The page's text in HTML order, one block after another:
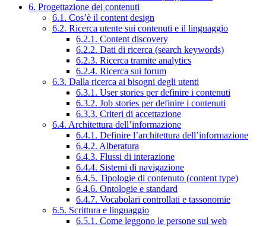
6. Progettazione dei contenuti
6.1. Cos’è il content design
6.2. Ricerca utente sui contenuti e il linguaggio
6.2.1. Content discovery
6.2.2. Dati di ricerca (search keywords)
6.2.3. Ricerca tramite analytics
6.2.4. Ricerca sui forum
6.3. Dalla ricerca ai bisogni degli utenti
6.3.1. User stories per definire i contenuti
6.3.2. Job stories per definire i contenuti
6.3.3. Criteri di accettazione
6.4. Architettura dell’informazione
6.4.1. Definire l’architettura dell’informazione
6.4.2. Alberatura
6.4.3. Flussi di interazione
6.4.4. Sistemi di navigazione
6.4.5. Tipologie di contenuto (content type)
6.4.6. Ontologie e standard
6.4.7. Vocabolari controllati e tassonomie
6.5. Scrittura e linguaggio
6.5.1. Come leggono le persone sul web